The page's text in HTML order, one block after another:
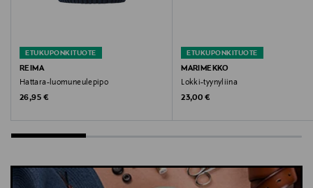
ETUKUPONKITUOTE
REIMA
Hattara-luomuneulepipo
Original Price
26,95 €
ETUKUPONKITUOTE
MARIMEKKO
Lokki-tyynyliina
Original Price
23,00 €